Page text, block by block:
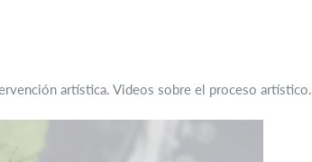
artística. Videos sobre el proceso artístico.